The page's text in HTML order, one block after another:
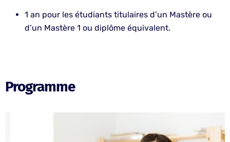
1 an pour les étudiants titulaires d’un Mastère ou
d’un Mastère 1 ou diplôme équivalent.
Programme